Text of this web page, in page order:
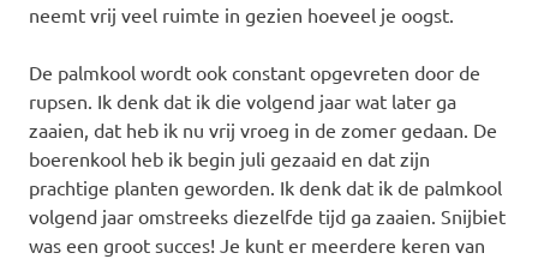
neemt vrij veel ruimte in gezien hoeveel je oogst.
De palmkool wordt ook constant opgevreten door de
rupsen. Ik denk dat ik die volgend jaar wat later ga
zaaien, dat heb ik nu vrij vroeg in de zomer gedaan. De
boerenkool heb ik begin juli gezaaid en dat zijn
prachtige planten geworden. Ik denk dat ik de palmkool
volgend jaar omstreeks diezelfde tijd ga zaaien. Snijbiet
was een groot succes! Je kunt er meerdere keren van